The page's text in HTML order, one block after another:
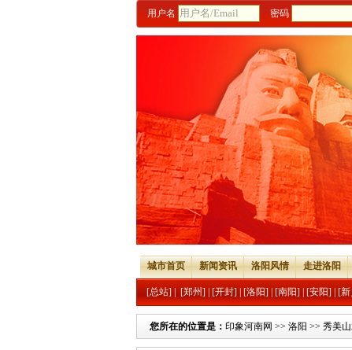
用户名 密码
城市首页 新闻资讯 洛阳风情 走进洛阳
[总站] [郑州] [开封] [洛阳] [南阳] [安阳] [
您所在的位置是： 印象河南网 >> 洛阳 >> 秀美